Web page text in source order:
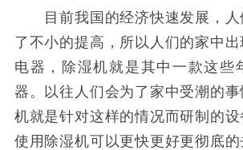
目前我国的经济快速发展，人
了不小的提高，所以人们的家中
电器，除湿机就是其中一款这些
器。以往人们会为了家中受潮的
机就是针对这样的情况而研制的
使用除湿机可以更快更好更彻底的